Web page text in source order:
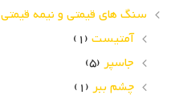
سنگ های قیمتی و نیمه قیمتی
آمتیست (1)
جاسپر (5)
چشم ببر (1)